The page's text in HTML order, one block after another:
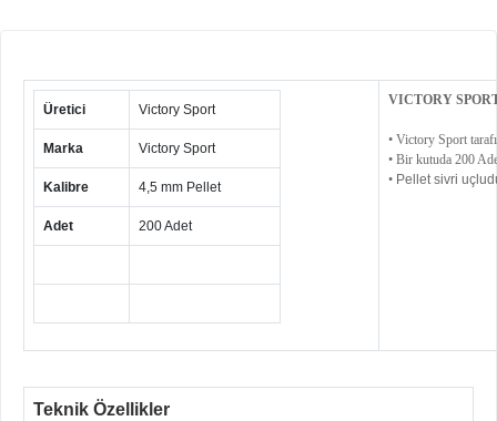
Üretici Victory Sport
Marka Victory Sport
Kalibre 4,5 mm Pellet
Adet 200 Adet
VICTORY
• Victory Sport
• Bir kutuda 200
• Pellet sivri
Teknik Özellikler